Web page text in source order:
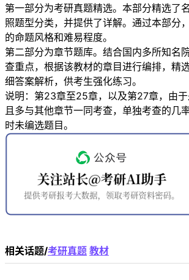
第一部分为考研真题精选。本部分精选了
照题型分类，并提供了详解。通过本部分
的命题风格和难易程度。
第二部分为章节题库。结合国内多所知名
查重点，根据该教材的章目进行编排，精
细答案解析，供考生强化练习。
说明：第23章至25章，以及第27章，由于
且多与其他章节一同考查，单独考查的几
时未编选题目。
相关话题/考研真题 教材